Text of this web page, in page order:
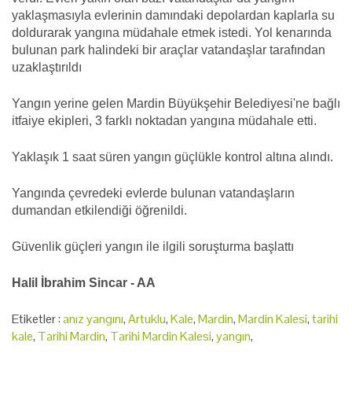
yaklaşmasıyla evlerinin damındaki depolardan kaplarla su
doldurarak yangına müdahale etmek istedi. Yol kenarında
bulunan park halindeki bir araçlar vatandaşlar tarafından
uzaklaştırıldı
Yangın yerine gelen Mardin Büyükşehir Belediyesi'ne bağlı
itfaiye ekipleri, 3 farklı noktadan yangına müdahale etti.
Yaklaşık 1 saat süren yangın güçlükle kontrol altına alındı.
Yangında çevredeki evlerde bulunan vatandaşların
dumandan etkilendiği öğrenildi.
Güvenlik güçleri yangın ile ilgili soruşturma başlattı
Halil İbrahim Sincar - AA
Etiketler :anız yangını,Artuklu,Kale,Mardin,Mardin Kalesi,tarihi
kale, Tarihi Mardin, Tarihi Mardin Kalesi,yangın,